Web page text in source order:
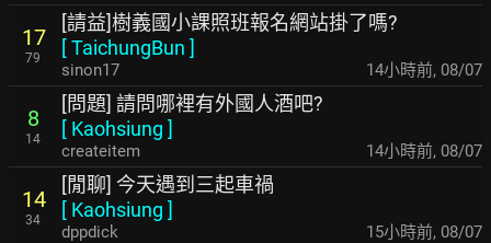
17
79
[請益]樹義國小課照班報名網站掛了嗎?
[TaichungBun ]
sinon17 14小時前, 08/07
8
14
[問題] 請問哪裡有外國人酒吧?
[ Kaohsiung ]
createitem 14小時前, 08/07
14
34
[閒聊] 今天遇到三起車禍
[ Kaohsiung ]
dppdick 15小時前, 08/07